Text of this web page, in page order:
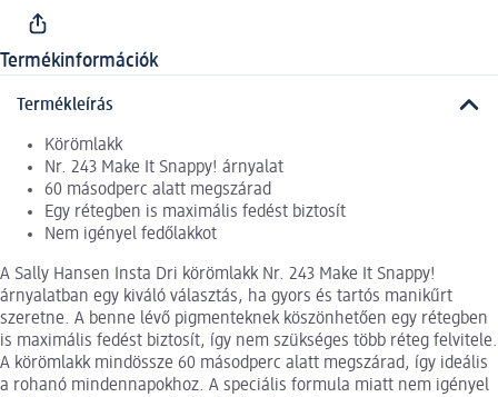
Termékinformációk
Termékleírás
Körömlakk
Nr. 243 Make It Snappy! árnyalat
60 másodperc alatt megszárad
Egy rétegben is maximális fedést biztosít
Nem igényel fedőlakkot
A Sally Hansen Insta Dri körömlakk Nr. 243 Make It Snappy!
árnyalatban egy kiváló választás, ha gyors és tartós manikűrt
szeretne. A benne lévő pigmenteknek köszönhetően egy rétegben
is maximális fedést biztosít, így nem szükséges több réteg felvitele.
A körömlakk mindössze 60 másodperc alatt megszárad, így ideális
a rohanó mindennapokhoz. A speciális formula miatt nem igényel